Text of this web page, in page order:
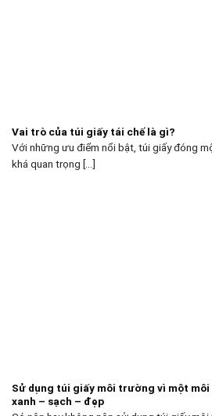
Vai trò của túi giấy tái chế là gì?
Với những ưu điểm nổi bật, túi giấy đóng
khá quan trọng [...]
Sử dụng túi giấy môi trường vì một
xanh – sạch – đẹp